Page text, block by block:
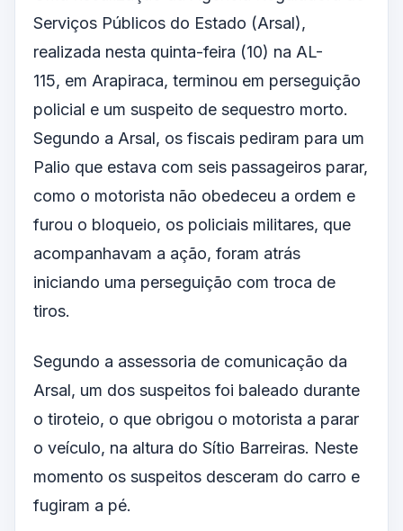
Serviços Públicos do Estado (Arsal),
realizada nesta quinta-feira (10) na AL-
115, em Arapiraca, terminou em perseguição
policial e um suspeito de sequestro morto.
Segundo a Arsal, os fiscais pediram para um
Palio que estava com seis passageiros parar,
como o motorista não obedeceu a ordem e
furou o bloqueio, os policiais militares, que
acompanhavam a ação, foram atrás
iniciando uma perseguição com troca de
tiros.
Segundo a assessoria de comunicação da
Arsal, um dos suspeitos foi baleado durante
o tiroteio, o que obrigou o motorista a parar
o veículo, na altura do Sítio Barreiras. Neste
momento os suspeitos desceram do carro e
fugiram a pé.